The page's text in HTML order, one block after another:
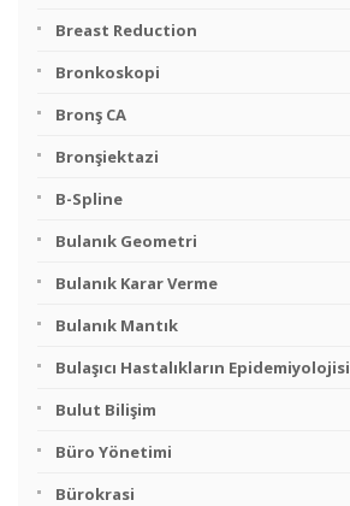
Breast Reduction
Bronkoskopi
Bronş CA
Bronşiektazi
B-Spline
Bulanık Geometri
Bulanık Karar Verme
Bulanık Mantık
Bulaşıcı Hastalıkların Epidemiyolojisi
Bulut Bilişim
Büro Yönetimi
Bürokrasi